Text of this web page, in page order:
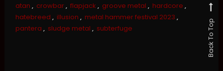
atan , crowbar, flapjack , groove metal , hardcore ,
hatebreed , illusion , metal hammer festival 2023 ,
pantera , sludge metal , subterfuge Back To Top